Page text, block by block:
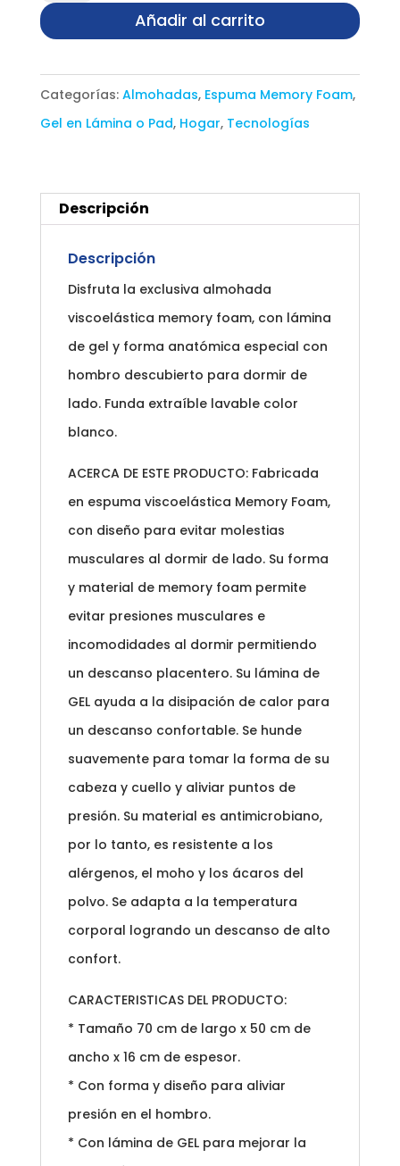
En
Gel
y
Memory
Foam
Descubierto
Añadir al carrito
Categorías: Almohadas, Espuma Memory Foam,
Gel en Lámina o Pad, Hogar, Tecnologías
Descripción
Descripción
Disfruta la exclusiva almohada
viscoelástica memory foam, con lámina
de gel y forma anatómica especial con
hombro descubierto para dormir de
lado. Funda extraíble lavable color
blanco.
ACERCA DE ESTE PRODUCTO: Fabricada
en espuma viscoelástica Memory Foam,
con diseño para evitar molestias
musculares al dormir de lado. Su forma
y material de memory foam permite
evitar presiones musculares e
incomodidades al dormir permitiendo
un descanso placentero. Su lámina de
GEL ayuda a la disipación de calor para
un descanso confortable. Se hunde
suavemente para tomar la forma de su
cabeza y cuello y aliviar puntos de
presión. Su material es antimicrobiano,
por lo tanto, es resistente a los
alérgenos, el moho y los ácaros del
polvo. Se adapta a la temperatura
corporal logrando un descanso de alto
confort.
CARACTERISTICAS DEL PRODUCTO:
* Tamaño 70 cm de largo x 50 cm de
ancho x 16 cm de espesor.
* Con forma y diseño para aliviar
presión en el hombro.
* Con lámina de GEL para mejorar la